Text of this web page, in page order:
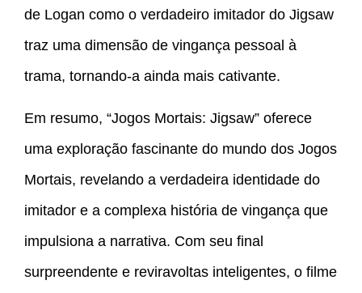
de Logan como o verdadeiro imitador do Jigsaw
traz uma dimensão de vingança pessoal à
trama, tornando-a ainda mais cativante.
Em resumo, “Jogos Mortais: Jigsaw” oferece
uma exploração fascinante do mundo dos Jogos
Mortais, revelando a verdadeira identidade do
imitador e a complexa história de vingança que
impulsiona a narrativa. Com seu final
surpreendente e reviravoltas inteligentes, o filme